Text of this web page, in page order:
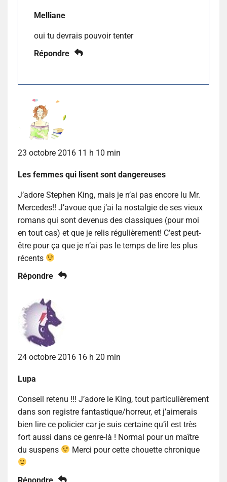
Melliane
oui tu devrais pouvoir tenter
Répondre
23 octobre 2016 11 h 10 min
Les femmes qui lisent sont dangereuses
J’adore Stephen King, mais je n’ai pas encore lu Mr.
Mercedes!! J’avoue que j’ai la nostalgie de ses vieux
romans qui sont devenus des classiques (pour moi
en tout cas) et que je relis régulièrement! C’est peut-
être pour ça que je n’ai pas le temps de lire les plus
récents
Répondre
24 octobre 2016 16 h 20 min
Lupa
Conseil retenu !!! J’adore le King, tout particulièrement
dans son registre fantastique/horreur, et j’aimerais
bien lire ce policier car je suis certaine qu’il est très
fort aussi dans ce genre-là ! Normal pour un maître
du suspens
Merci pour cette chouette chronique